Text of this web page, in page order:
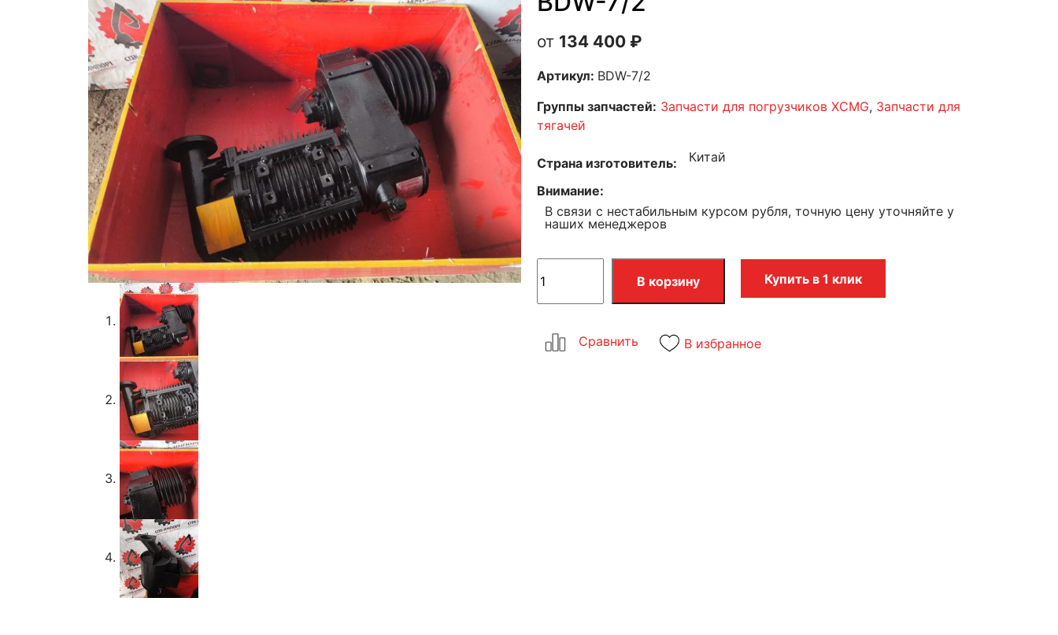
134 400 ₽
Артикул: BDW-7/2
Группы запчастей: Запчасти для погрузчиков XCMG, Запчасти для
тягачей
Страна изготовитель Китай
Внимание
В связи с нестабильным курсом рубля, точную цену уточняйте у
наших менеджеров
В корзину Купить в 1 клик
В избранное